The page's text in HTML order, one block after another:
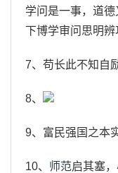
学问是一事，道
下博学审问思明辨
7、苟长此不知自
8、
9、富民强国之本
10、 师范启其塞